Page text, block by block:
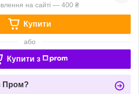
на сайті — 400 ₴
Купити
або
Купити з
Пром?